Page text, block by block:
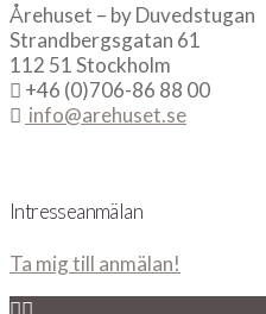
Årehuset – by Duvedstugan
Strandbergsgatan 61
112 51 Stockholm
+46 (0)706-86 88 00
info@arehuset.se
Intresseanmälan
Ta mig till anmälan!